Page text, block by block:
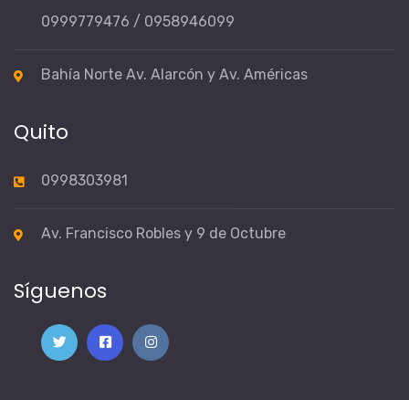
0999779476 / 0958946099
Bahía Norte Av. Alarcón y Av. Américas
Quito
0998303981
Av. Francisco Robles y 9 de Octubre
Síguenos